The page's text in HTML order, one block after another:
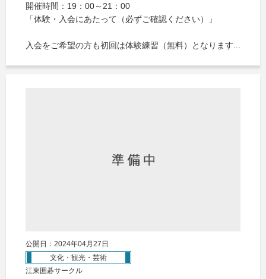
開催時間：19：00～21：00
「体験・入会にあたって（必ずご確認ください）」
入会をご希望の方も初回は体験練習（無料）となります...
公開日：2024年04月27日
文化・観光・芸術
江東囲碁サークル